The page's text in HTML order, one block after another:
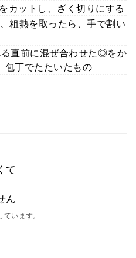
カットし、ざく切りにする
粗熱を取ったら、手で割い
直前に混ぜ合わせた◎をか
包丁でたたいたもの
て
ん
います。